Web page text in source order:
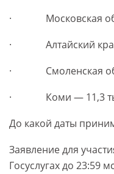
· Московская
· Алтайский край
· Смоленская
· Коми — 11,3
До какой даты
Заявление для
Госуслугах до 23:59